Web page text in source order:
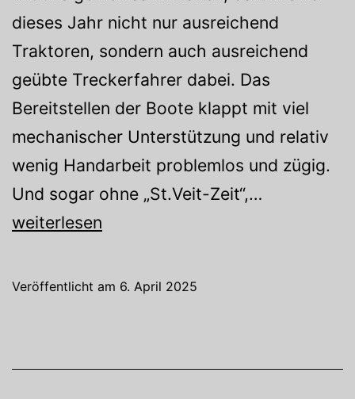
dieses Jahr nicht nur ausreichend
Traktoren, sondern auch ausreichend
geübte Treckerfahrer dabei. Das
Bereitstellen der Boote klappt mit viel
mechanischer Unterstützung und relativ
wenig Handarbeit problemlos und zügig.
Und sogar ohne „St.Veit-Zeit“,…
weiterlesen
Veröffentlicht am 6. April 2025